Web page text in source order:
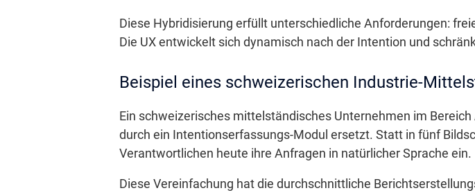
Diese Hybridisierung erfüllt unterschiedliche Anforderungen:
Die UX entwickelt sich dynamisch nach der Intention und
Beispiel eines schweizerischen Industrie-
Ein schweizerisches mittelständisches Unternehmen im
durch ein Intentionserfassungs-Modul ersetzt. Statt in fünf
Verantwortlichen heute ihre Anfragen in natürlicher Sprache ein.
Diese Vereinfachung hat die durchschnittliche